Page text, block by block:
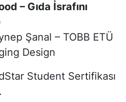
– Gıda İsrafını
Şanal – TOBB ETÜ
Design
Student Sertifikası